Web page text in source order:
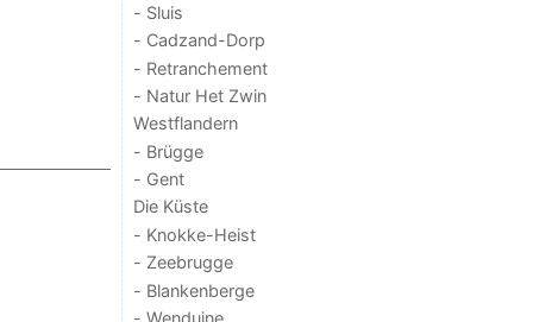
- Sluis
- Cadzand-Dorp
- Retranchement
- Natur Het Zwin
Westflandern
- Brügge
- Gent
Die Küste
- Knokke-Heist
- Zeebrugge
- Blankenberge
- Wenduine